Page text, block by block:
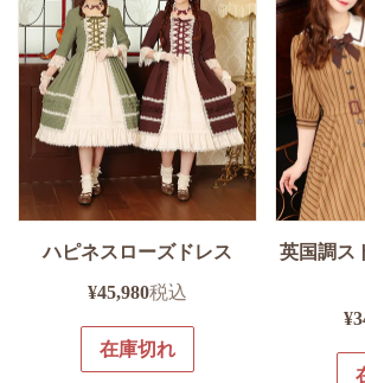
ハピネスローズドレス
¥45,980税込
在庫切れ
英国調ス
¥